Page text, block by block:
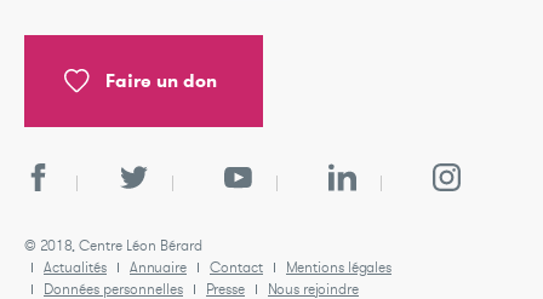
Faire un don
© 2018, Centre Léon Bérard
Actualités
Annuaire Contact
Mentions légales
Données personnelles
Presse Nous rejoindre